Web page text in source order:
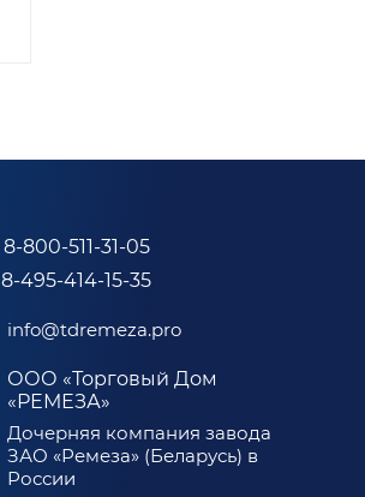
8-800-511-31-05
8-495-414-15-35
info@tdremeza.pro
ООО «Торговый Дом
«РЕМЕЗА»
Дочерняя компания завода
ЗАО «Ремеза» (Беларусь) в
России